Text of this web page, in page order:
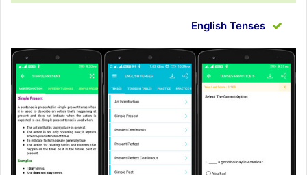
English Tenses